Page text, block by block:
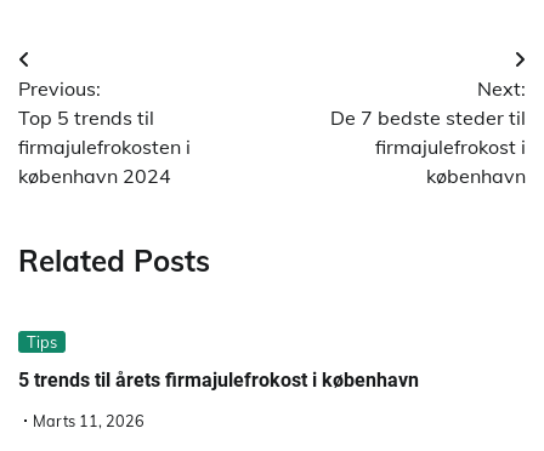
Indlægsnavigation
Previous:
Top 5 trends til
firmajulefrokosten i
københavn 2024
Next:
De 7 bedste steder til
firmajulefrokost i
københavn
Related Posts
Tips
5 trends til årets firmajulefrokost i københavn
Marts 11, 2026